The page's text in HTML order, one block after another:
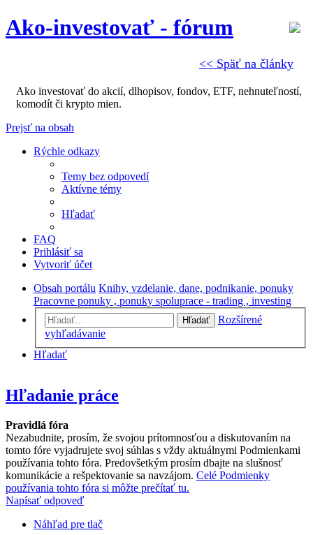
<< Späť na články
Ako-investovať - fórum
Ako investovať do akcií, dlhopisov, fondov, ETF, nehnuteľností,
komodít či krypto mien.
Prejsť na obsah
Rýchle odkazy
Temy bez odpovedí
Aktívne témy
Hľadať
FAQ
Prihlásiť sa
Vytvoriť účet
Obsah portálu Knihy, vzdelanie, dane, podnikanie, ponuky
Pracovne ponuky , ponuky spoluprace - trading , investing
Hľadať
Rozšírené
vyhľadávanie
Hľadať
Hľadanie práce
Pravidlá fóra
Nezabudnite, prosím, že svojou prítomnosťou a diskutovaním na
tomto fóre vyjadrujete svoj súhlas s vždy aktuálnymi Podmienkami
používania tohto fóra. Predovšetkým prosím dbajte na slušnosť
komunikácie a rešpektovanie sa navzájom. Celé Podmienky
používania tohto fóra si môžte prečítať tu.
Napísať odpoveď
Náhľad pre tlač